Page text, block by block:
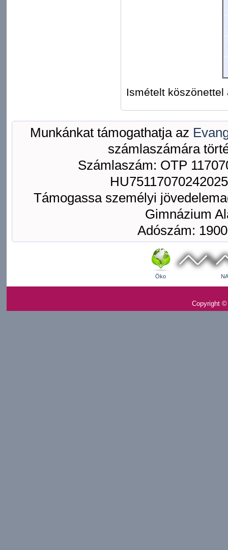
Ismételt
Munkánkat támogathatja az
számlaszámára
Számlaszám: OTP
Támogassa személyi
Gimnázium
Adószám:
Öko
Copyright